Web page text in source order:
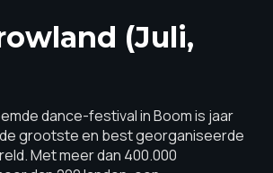
(juli,
dance-festival in Boom is jaar
grootste en best georganiseerde
Met meer dan 400.000